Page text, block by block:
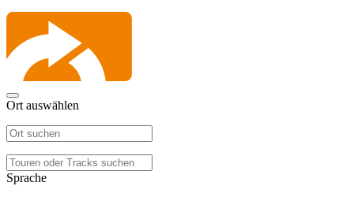
Ort auswählen
Sprache